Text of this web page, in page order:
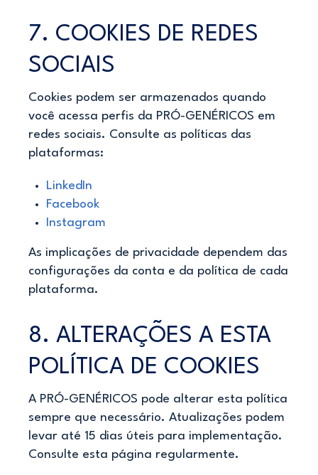
7. COOKIES DE REDES
SOCIAIS
Cookies podem ser armazenados quando
você acessa perfis da PRÓ-GENÉRICOS em
redes sociais. Consulte as políticas das
plataformas:
LinkedIn
Facebook
Instagram
As implicações de privacidade dependem das
configurações da conta e da política de cada
plataforma.
8. ALTERAÇÕES A ESTA
POLÍTICA DE COOKIES
A PRÓ-GENÉRICOS pode alterar esta política
sempre que necessário. Atualizações podem
levar até 15 dias úteis para implementação.
Consulte esta página regularmente.